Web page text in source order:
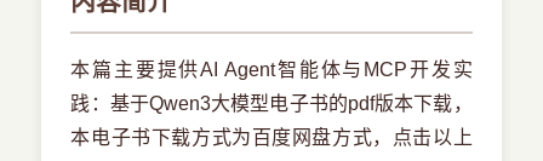
本篇主要提供AI Agent智能体与MCP开发实
践：基于Qwen3大模型电子书的pdf版本下载，
本电子书下载方式为百度网盘方式，点击以上